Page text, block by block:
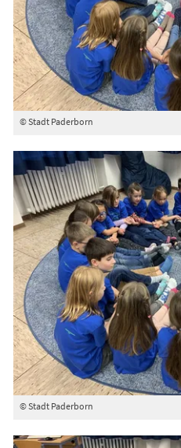
© Stadt Paderborn
© Stadt Paderborn